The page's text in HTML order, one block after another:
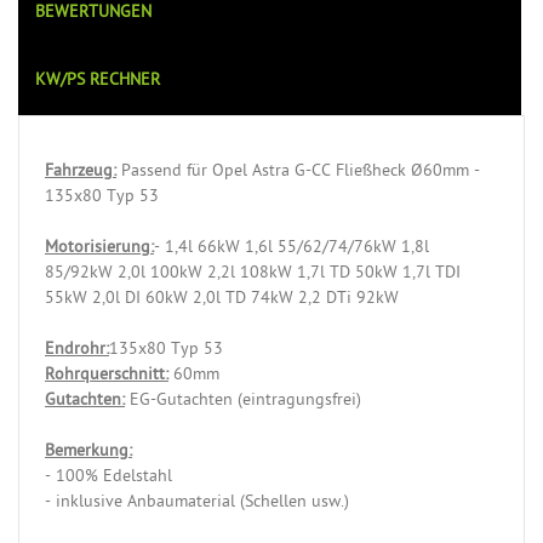
BEWERTUNGEN
KW/PS RECHNER
Fahrzeug:Passend für Opel Astra G-CC Fließheck Ø60mm -
135x80 Typ 53
Motorisierung:- 1,4l 66kW 1,6l 55/62/74/76kW 1,8l
85/92kW 2,0l 100kW 2,2l 108kW 1,7l TD 50kW 1,7l TDI
55kW 2,0l DI 60kW 2,0l TD 74kW 2,2 DTi 92kW
Endrohr:135x80 Typ 53
Rohrquerschnitt:60mm
Gutachten:EG-Gutachten (eintragungsfrei)
Bemerkung:
- 100% Edelstahl
- inklusive Anbaumaterial (Schellen usw.)